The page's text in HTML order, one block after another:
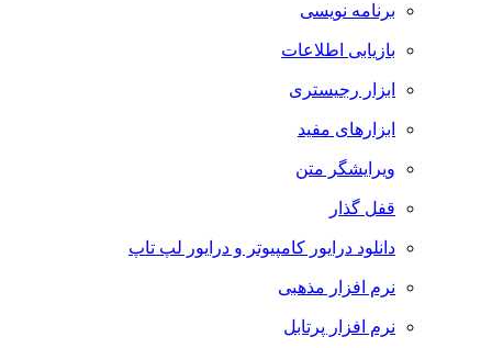
برنامه نویسی
بازیابی اطلاعات
ابزار رجیستری
ابزارهای مفید
ویرایشگر متن
قفل گذار
دانلود درایور کامپیوتر و درایور لپ تاپ
نرم افزار مذهبی
نرم افزار پرتابل